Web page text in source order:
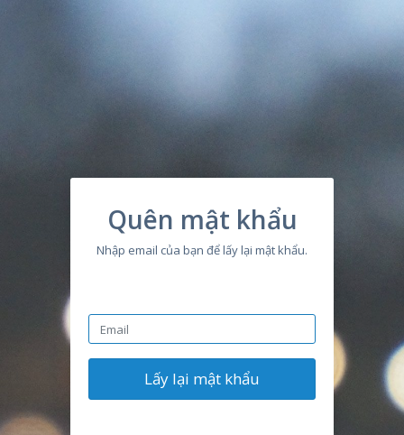
Quên mật khẩu
Nhập email của bạn để lấy lại mật khẩu.
Lấy lại mật khẩu